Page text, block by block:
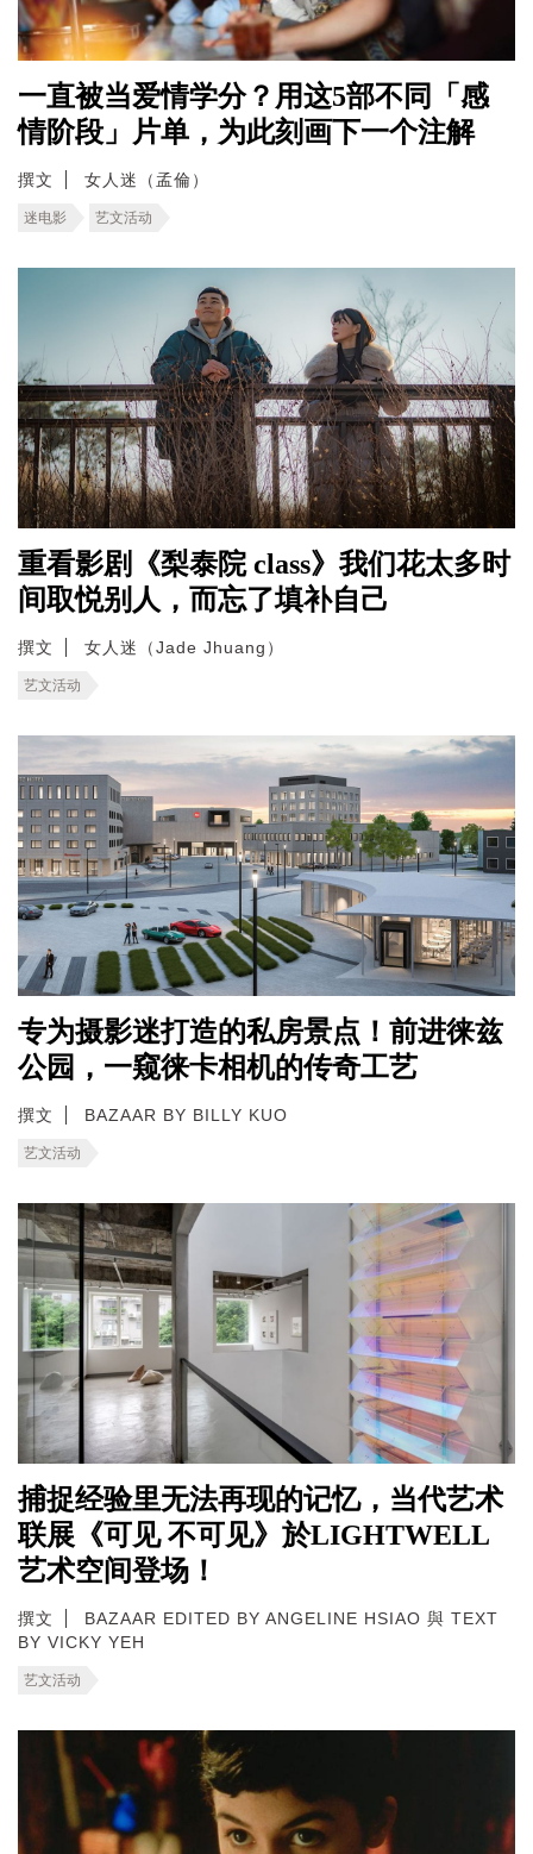
一直被当爱情学分？用这5部不同「感
情阶段」片单，为此刻画下一个注解
撰文 女人迷（孟倫）
迷电影 艺文活动
重看影剧《梨泰院 class》我们花太多时
间取悦别人，而忘了填补自己
撰文 女人迷（Jade Jhuang）
艺文活动
专为摄影迷打造的私房景点！前进徕兹
公园，一窥徕卡相机的传奇工艺
撰文 BAZAAR BY BILLY KUO
艺文活动
捕捉经验里无法再现的记忆，当代艺术
联展《可见 不可见》於LIGHTWELL
艺术空间登场！
撰文
BAZAAR EDITED BY ANGELINE HSIAO 與 TEXT
BY VICKY YEH
艺文活动